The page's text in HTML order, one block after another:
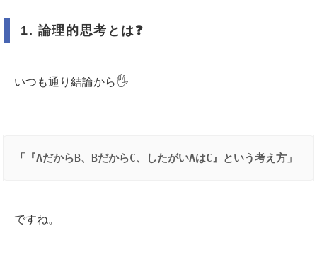
1. 論理的思考とは ❓
いつも通り結論から🖐
「『AだからB、BだからC、したがいAはC』という考え方」
ですね。